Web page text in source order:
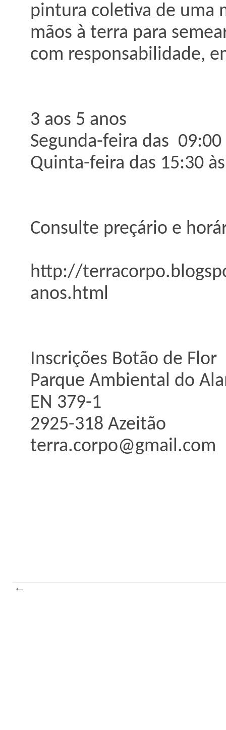
pintura coletiva de uma
mãos à terra para
com responsabilidade,
3 aos 5 anos
Segunda-feira das 09:00
Quinta-feira das 15:30
Consulte preçário e
http://
anos.html
Inscrições Botão de Flor
Parque Ambiental do
EN 379-1
2925-318 Azeitão